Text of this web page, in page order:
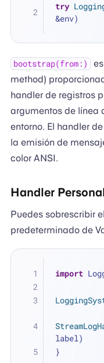
try
&env)
bootstrap(from:)
method)
handler de registros
argumentos de línea
entorno. El handler
la emisión de
color ANSI.
Handler
Puedes sobrescribir
predeterminado de
import
label)
}